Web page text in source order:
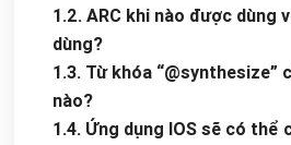
1.2. ARC khi nào được dùng
dùng?
1.3. Từ khóa “@synthesize”
nào?
1.4. Ứng dụng IOS sẽ có